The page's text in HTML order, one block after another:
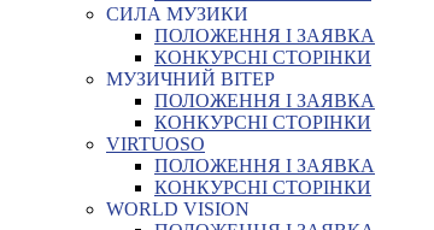
СИЛА МУЗИКИ
ПОЛОЖЕННЯ І ЗАЯВКА
КОНКУРСНІ СТОРІНКИ
МУЗИЧНИЙ ВІТЕР
ПОЛОЖЕННЯ І ЗАЯВКА
КОНКУРСНІ СТОРІНКИ
VIRTUOSO
ПОЛОЖЕННЯ І ЗАЯВКА
КОНКУРСНІ СТОРІНКИ
WORLD VISION